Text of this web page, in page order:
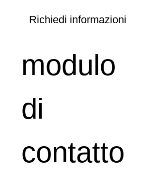
Richiedi informazioni
modulo
di
contatto